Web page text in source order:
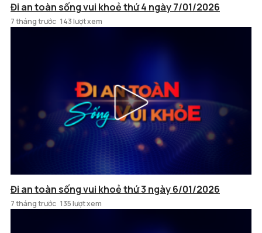
Đi an toàn sống vui khoẻ thứ 4 ngày 7/01/2026
7 tháng trước 143 lượt xem
Đi an toàn sống vui khoẻ thứ 3 ngày 6/01/2026
7 tháng trước 135 lượt xem